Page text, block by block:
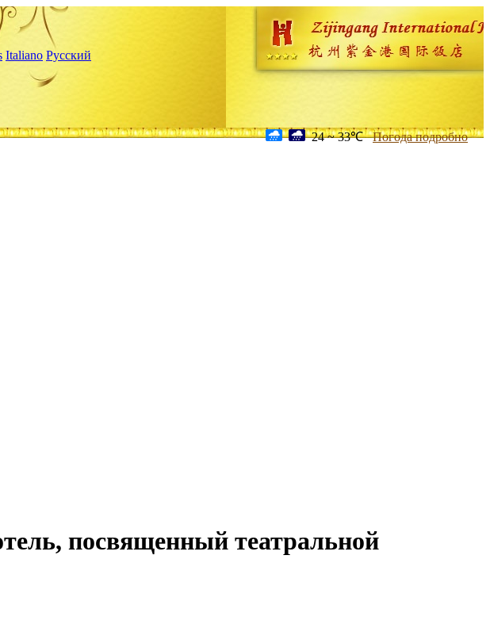
Italiano Русский
24 ~ 33℃ Погода подробно
посвященный театральной